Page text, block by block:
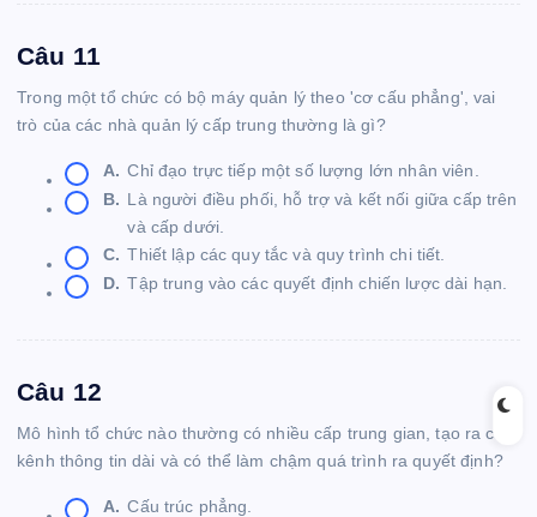
Câu 11
Trong một tổ chức có bộ máy quản lý theo 'cơ cấu phẳng', vai
trò của các nhà quản lý cấp trung thường là gì?
A. Chỉ đạo trực tiếp một số lượng lớn nhân viên.
B. Là người điều phối, hỗ trợ và kết nối giữa cấp trên
và cấp dưới.
C. Thiết lập các quy tắc và quy trình chi tiết.
D. Tập trung vào các quyết định chiến lược dài hạn.
Câu 12
Mô hình tổ chức nào thường có nhiều cấp trung gian, tạo ra các
kênh thông tin dài và có thể làm chậm quá trình ra quyết định?
A. Cấu trúc phẳng.